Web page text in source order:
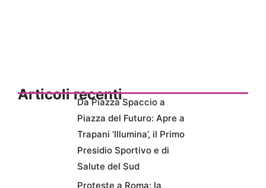
Articoli recentiDa Piazza Spaccio a
Piazza del Futuro: Apre a
Trapani ‘Illumina’, il Primo
Presidio Sportivo e di
Salute del Sud
Proteste a Roma: la